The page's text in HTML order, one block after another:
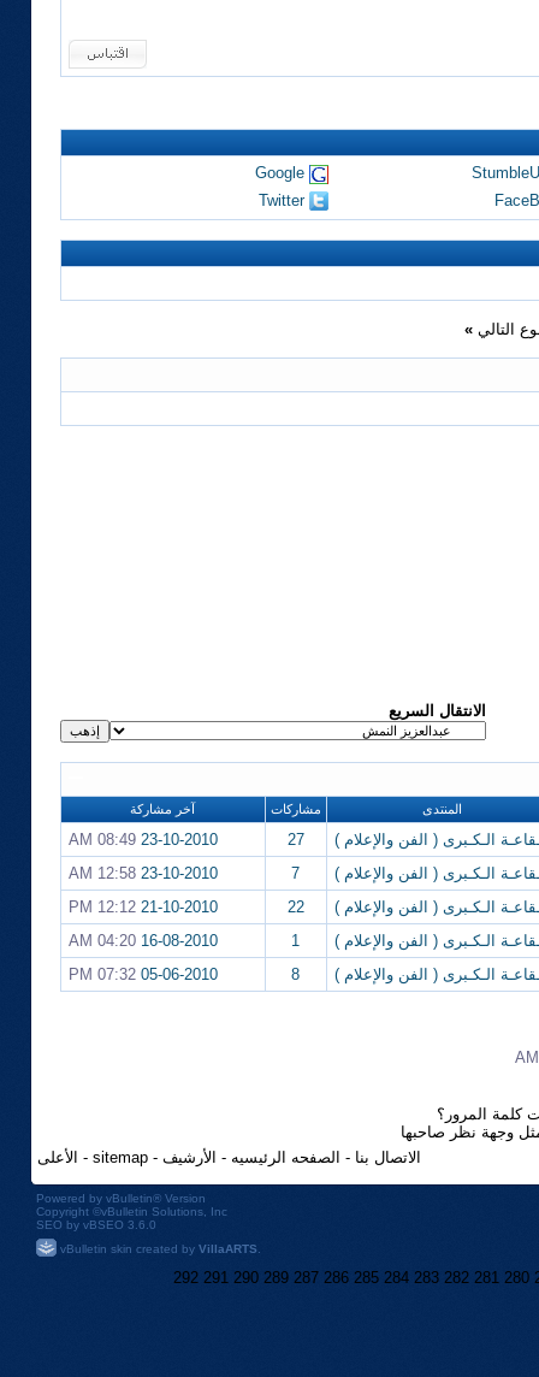
Google
Twitter
التالي »
الانتقال السريع
المنتدى مشاركات آخر مشاركة
الـكـبرى ( الفن والإعلام ) 27
23-10-2010
08:49 AM
الـكـبرى ( الفن والإعلام )
7
23-10-2010
12:58 AM
الـكـبرى ( الفن والإعلام )
22
21-10-2010
12:12 PM
الـكـبرى ( الفن والإعلام )
1
16-08-2010
04:20 AM
الـكـبرى ( الفن والإعلام )
8
05-06-2010
07:32 PM
كلمة المرور؟
وجهة نظر صاحبها
الاتصال بنا - الصفحه الرئيسيه - الأرشيف -
sitemap
- الأعلى
Powered by vBulletin®Version
Copyright ©vBulletin Solutions, Inc
SEO by vBSEO 3.6.0
vBulletin skin created by VillaARTS
280
281
282
283
284
285
286
287
289
290
291
292